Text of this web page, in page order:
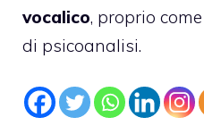
vocalico, proprio
di psicoanalisi.